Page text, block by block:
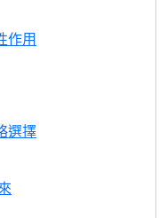
作用
選擇